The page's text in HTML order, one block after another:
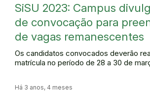
SiSU 2023: Campus
de convocação para
de vagas remanescentes
Os candidatos convocados deverão
matrícula no período de 28 a 30 de
Há 3 anos, 4 meses